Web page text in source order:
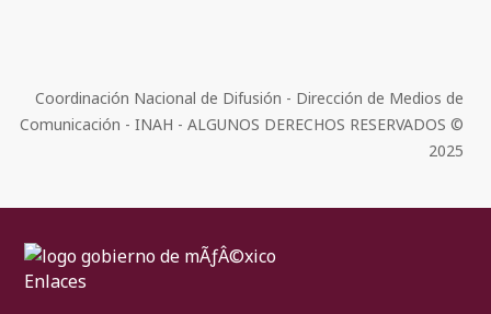
Coordinación Nacional de Difusión - Dirección de Medios de
Comunicación - INAH - ALGUNOS DERECHOS RESERVADOS ©
2025
Enlaces